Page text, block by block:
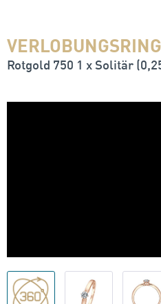
Rotgold 750 1 x Solitär